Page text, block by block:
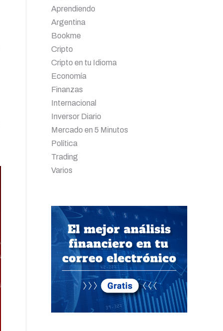
Aprendiendo
Argentina
Bookme
Cripto
Cripto en tu Idioma
Economía
Finanzas
Internacional
Inversor Diario
Mercado en 5 Minutos
Política
Trading
Varios